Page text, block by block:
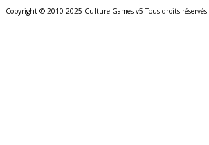
Copyright © 2010-2025 Culture Games v5 Tous droits réservés.